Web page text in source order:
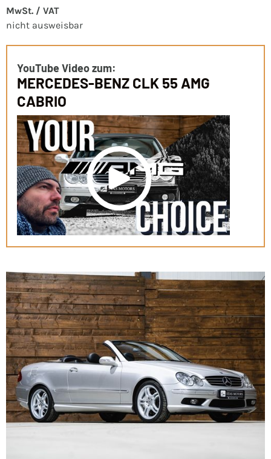
MwSt. / VAT
nicht ausweisbar
YouTube Video zum:
MERCEDES-BENZ CLK 55 AMG
CABRIO